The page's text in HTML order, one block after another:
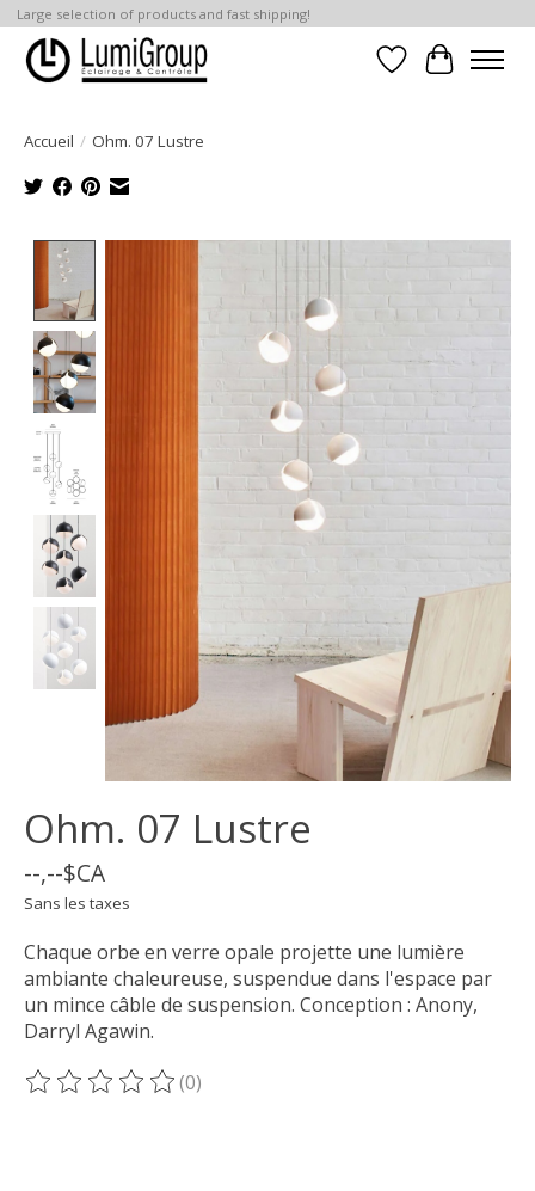
Large selection of products and fast shipping!
Liste dePanier
Accueil / Ohm. 07 Lustre
Product image slideshow Items
Ohm. 07 Lustre
--,--$CA
Sans les taxes
Chaque orbe en verre opale projette une lumière
ambiante chaleureuse, suspendue dans l'espace par
un mince câble de suspension. Conception : Anony,
Darryl Agawin.
Ce produit est évalué à
(0)